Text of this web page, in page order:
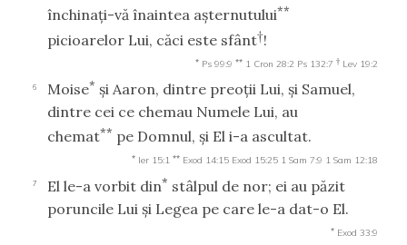
închinaţi-vă înaintea aşternutului**
picioarelor Lui, căci este sfânt†!
* Ps 99:9 ** 1 Cron 28:2 Ps 132:7 † Lev 19:2
6 Moise* şi Aaron, dintre preoţii Lui, şi Samuel,
dintre cei ce chemau Numele Lui, au
chemat** pe Domnul, şi El i-a ascultat.
* Ier 15:1 ** Exod 14:15 Exod 15:25 1 Sam 7:9 1 Sam 12:18
7 El le-a vorbit din* stâlpul de nor; ei au păzit
poruncile Lui şi Legea pe care le-a dat-o El.
* Exod 33:9